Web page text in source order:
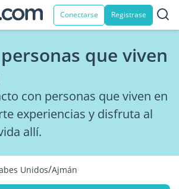
Conectarse Registrase
que viven
con personas que viven en
experiencias y disfruta al
allí.
Unidos/Ajmán